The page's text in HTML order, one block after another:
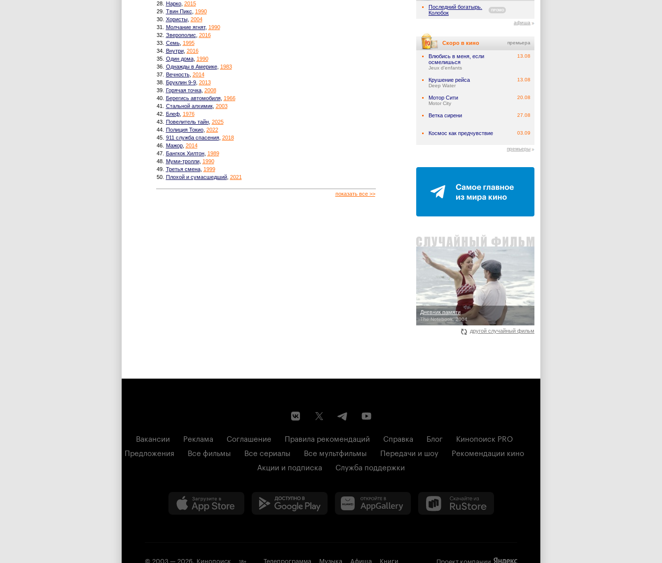
28. Нарко, 2015
29. Твин Пикс
1990
30. Хористы, 2004
31.
Молчание ягнят, 1990
32. Зверополис 2016
33. Семь, 1995
34. Внутри, 2016
35. Один дома, 1990
36. Однажды в Америке, 1983
37. Вечность, 2014
38. Бруклин 9-9, 2013
39. Горячая точка, 2008
40. Берегись автомобиля, 1966
41.
Стальной алхимик, 2003
42. Блеф, 1976
43. Повелитель тайн, 2025
44. Полиция Токио, 2022
45. 911 служба спасения, 2018
46. Мажор, 2014
47. Бангкок Хилтон, 1989
48. Муми-тролли, 1990
49. Третья смена, 1999
50. Плохой и сумасшедший, 2021
показать все >>
Последний богатырь.
Колобок
ПРОМО
афиша
Скоро в кино премьера
Влюбись в меня, если
осмелишься
Jeux d'enfants
13.08
Крушение рейса
Deep Water
13.08
Мотор Сити
Motor City
20.08
Ветка сирени 27.08
Космос как предчувствие 03.09
премьеры
Дневник памяти
The Notebook, 2004
другой случайный фильм
Вакансии Реклама Соглашение Правила рекомендаций Справка Блог
Кинопоиск PRO
Предложения
Все фильмы Все сериалы Все мультфильмы Передачи и шоу
Рекомендации кино
Акции и подписка
Служба поддержки
© 2003 — 2026, Кинопоиск 18+ Телепрограмма Музыка Афиша Книги Проект компании